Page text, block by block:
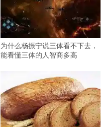
为什么杨振宁说三体看不下去，
能看懂三体的人智商多高